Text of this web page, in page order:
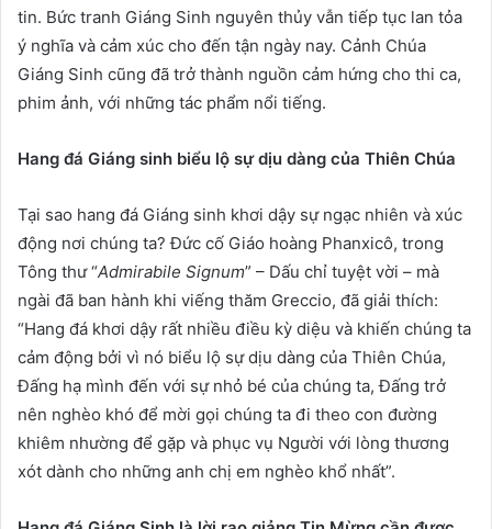
tin. Bức tranh Giáng Sinh nguyên thủy vẫn tiếp tục lan tỏa
ý nghĩa và cảm xúc cho đến tận ngày nay. Cảnh Chúa
Giáng Sinh cũng đã trở thành nguồn cảm hứng cho thi ca,
phim ảnh, với những tác phẩm nổi tiếng.
Hang đá Giáng sinh biểu lộ sự dịu dàng của Thiên Chúa
Tại sao hang đá Giáng sinh khơi dậy sự ngạc nhiên và xúc
động nơi chúng ta? Đức cố Giáo hoàng Phanxicô, trong
Tông thư “Admirabile Signum” – Dấu chỉ tuyệt vời – mà
ngài đã ban hành khi viếng thăm Greccio, đã giải thích:
“Hang đá khơi dậy rất nhiều điều kỳ diệu và khiến chúng ta
cảm động bởi vì nó biểu lộ sự dịu dàng của Thiên Chúa,
Đấng hạ mình đến với sự nhỏ bé của chúng ta, Đấng trở
nên nghèo khó để mời gọi chúng ta đi theo con đường
khiêm nhường để gặp và phục vụ Người với lòng thương
xót dành cho những anh chị em nghèo khổ nhất”.